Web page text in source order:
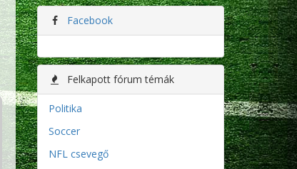
Facebook
Felkapott fórum témák
Politika
Soccer
NFL csevegő